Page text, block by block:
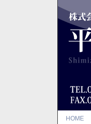
HOME